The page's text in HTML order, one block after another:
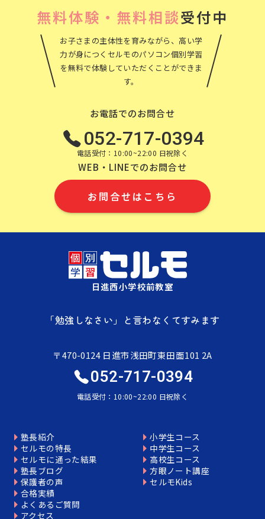
無料体験・無料相談受付中
お子さまの主体性を育みながら、高い学
力が身につくセルモのパソコン個別学習
を無料で体験していただくことができま
す。
お電話でのお問合せ
052-717-0394
電話受付：10:00~22:00 日祝除く
WEB・LINEでのお問合せ
お問合せはこちら
日進西小学校前教室
「勉強しなさい」と言わなくてすみます
〒470-0124 日進市浅田町東田面101 2A
052-717-0394
電話受付：10:00~22:00 日祝除く
塾長紹介
セルモの特長
セルモに通った結果
塾長ブログ
保護者の声
合格実績
小学生コース
中学生コース
高校生コース
方眼ノート講座
セルモKids
よくあるご質問
アクセス